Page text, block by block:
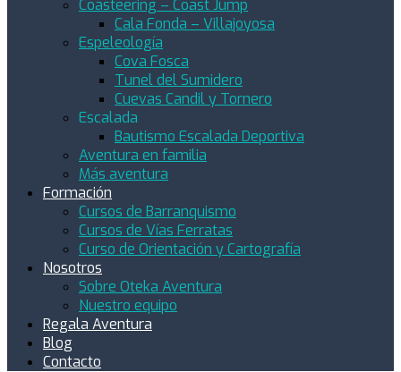
Coasteering – Coast Jump
Cala Fonda – Villajoyosa
Espeleología
Cova Fosca
Tunel del Sumidero
Cuevas Candil y Tornero
Escalada
Bautismo Escalada Deportiva
Aventura en familia
Más aventura
Formación
Cursos de Barranquismo
Cursos de Vías Ferratas
Curso de Orientación y Cartografía
Nosotros
Sobre Oteka Aventura
Nuestro equipo
Regala Aventura
Blog
Contacto